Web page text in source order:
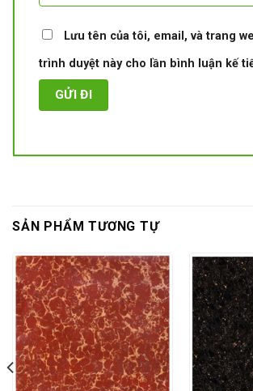
Lưu tên của tôi, email, và trang
trình duyệt này cho lần bình luận kế
SẢN PHẨM TƯƠNG TỰ